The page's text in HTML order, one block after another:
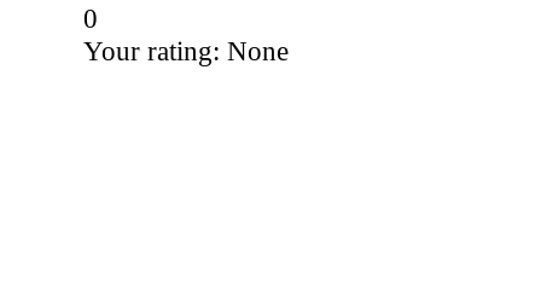
0
Your rating: None